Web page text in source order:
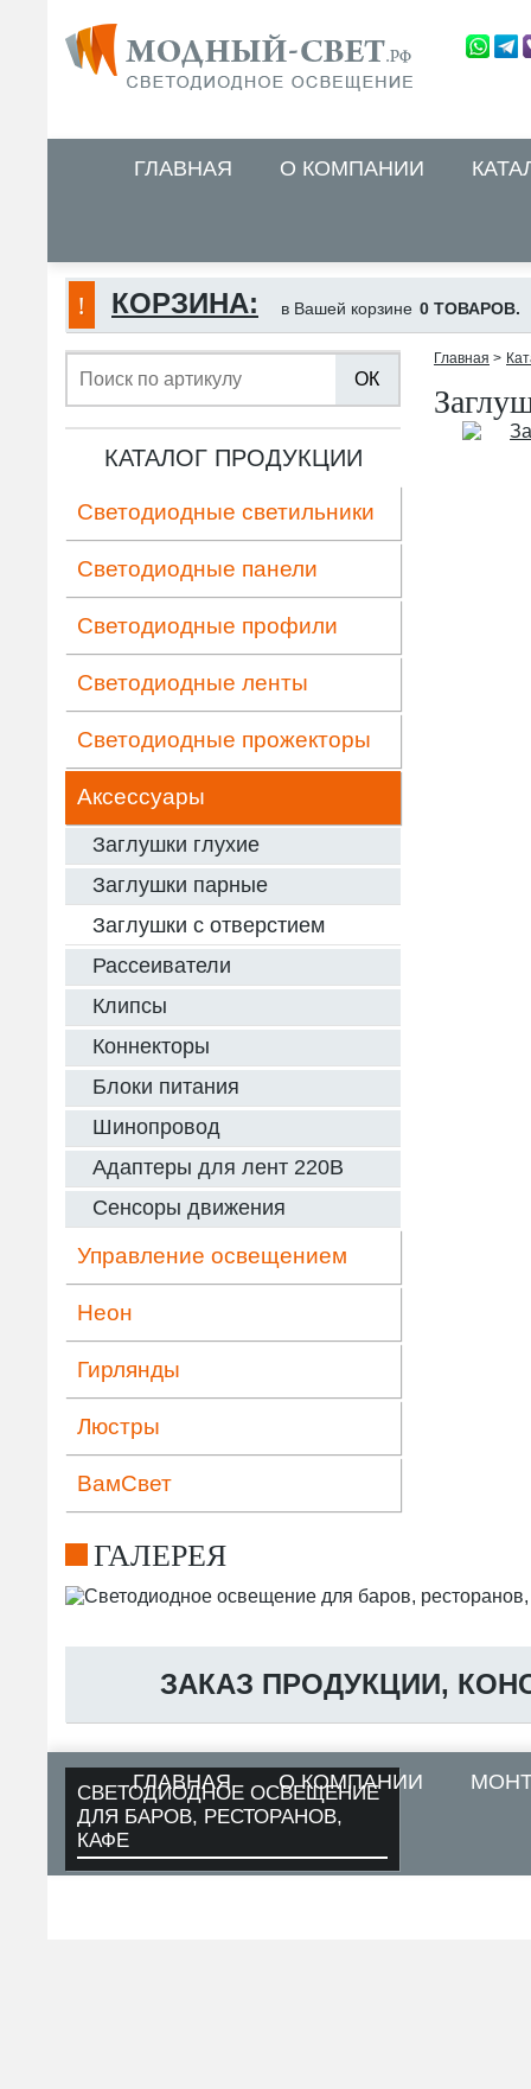
ГЛАВНАЯ О КОМПАНИИ
КОРЗИНА: в Вашей корзине 0 ТОВАРОВ.
ОК
КАТАЛОГ ПРОДУКЦИИ
Светодиодные светильники
Светодиодные панели
Светодиодные профили
Светодиодные ленты
Светодиодные прожекторы
Аксессуары
Заглушки глухие
Заглушки парные
Заглушки с отверстием
Рассеиватели
Клипсы
Коннекторы
Блоки питания
Шинопровод
Адаптеры для лент 220В
Сенсоры движения
Управление освещением
Неон
Гирлянды
Люстры
ВамСвет
Главная >
ГАЛЕРЕЯ
СВЕТОДИОДНОЕ ОСВЕЩЕНИЕ
ДЛЯ БАРОВ, РЕСТОРАНОВ,
КАФЕ
ЗАКАЗ ПРОДУКЦИИ,
ГЛАВНАЯ О КОМПАНИИ